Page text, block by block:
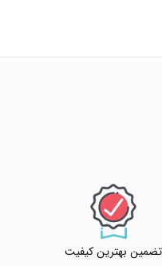
تضمین بهترین کیفیت